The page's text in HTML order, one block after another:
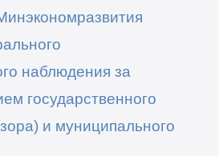
наблюдения за
государственного
и муниципального